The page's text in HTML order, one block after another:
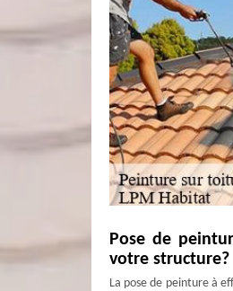
Pose de
votre structure?
La pose de peinture à